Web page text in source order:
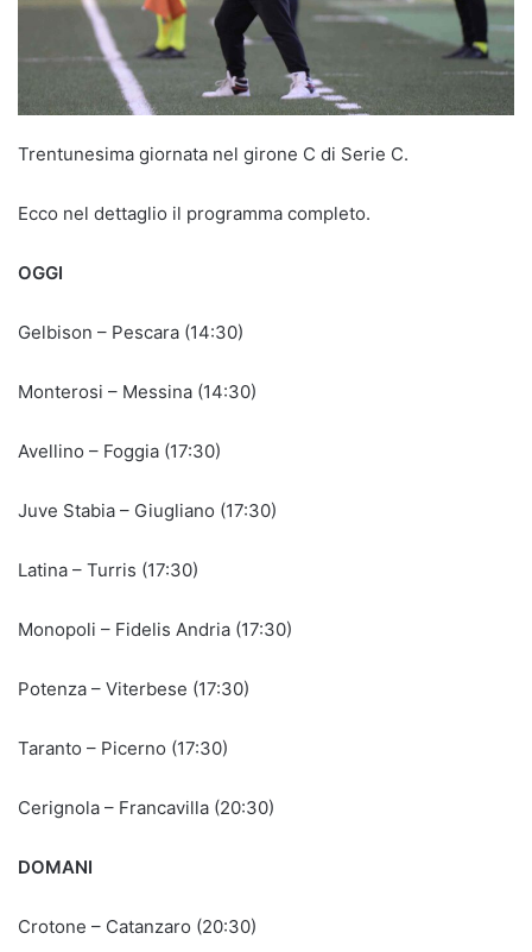
Trentunesima giornata nel girone C di Serie C.
Ecco nel dettaglio il programma completo.
OGGI
Gelbison – Pescara (14:30)
Monterosi – Messina (14:30)
Avellino – Foggia (17:30)
Juve Stabia – Giugliano (17:30)
Latina – Turris (17:30)
Monopoli – Fidelis Andria (17:30)
Potenza – Viterbese (17:30)
Taranto – Picerno (17:30)
Cerignola – Francavilla (20:30)
DOMANI
Crotone – Catanzaro (20:30)